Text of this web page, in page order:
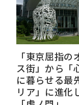
「東京屈指の
ス街」から「
に暮らせる最
リア」に進化